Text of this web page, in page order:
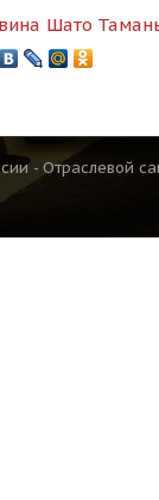
Шато
- Отраслевой